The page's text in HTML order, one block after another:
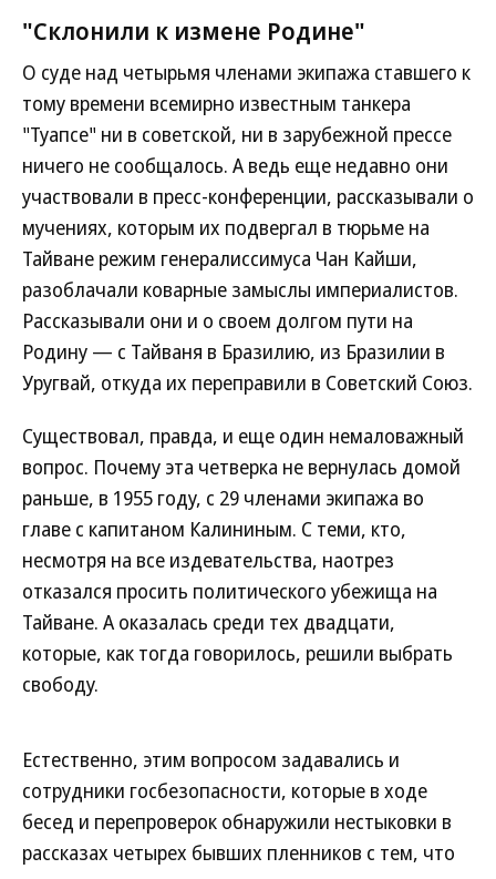
"Склонили к измене Родине"
О суде над четырьмя членами экипажа ставшего к
тому времени всемирно известным танкера
"Туапсе" ни в советской, ни в зарубежной прессе
ничего не сообщалось. А ведь еще недавно они
участвовали в пресс-конференции, рассказывали о
мучениях, которым их подвергал в тюрьме на
Тайване режим генералиссимуса Чан Кайши,
разоблачали коварные замыслы империалистов.
Рассказывали они и о своем долгом пути на
Родину — с Тайваня в Бразилию, из Бразилии в
Уругвай, откуда их переправили в Советский Союз.
Существовал, правда, и еще один немаловажный
вопрос. Почему эта четверка не вернулась домой
раньше, в 1955 году, с 29 членами экипажа во
главе с капитаном Калининым. С теми, кто,
несмотря на все издевательства, наотрез
отказался просить политического убежища на
Тайване. А оказалась среди тех двадцати,
которые, как тогда говорилось, решили выбрать
свободу.
Естественно, этим вопросом задавались и
сотрудники госбезопасности, которые в ходе
бесед и перепроверок обнаружили нестыковки в
рассказах четырех бывших пленников с тем, что